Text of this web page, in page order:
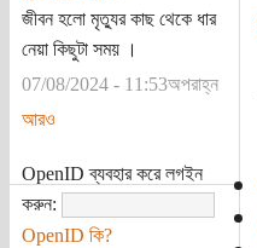
জীবন হলো মৃত্যুর কাছ থেকে ধার
নেয়া কিছুটা সময় ।
07/08/2024 - 11:53অপরাহ্ন
আরও
OpenID ব্যবহার করে লগইন
করুন:
OpenID কি?